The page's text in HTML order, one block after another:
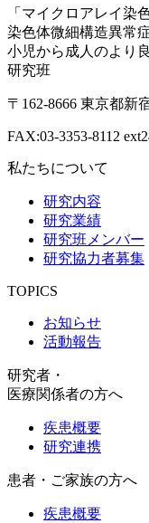
「マイクロアレイ染
染色体微細構造異常
小児から成人のより
研究班
〒162-8666 東京都新
FAX:03-3353-8112
私たちについて
研究内容
研究業績
研究班メンバー
研究協力者募集
TOPICS
お知らせ
活動報告
研究者・
医療関係者の方へ
疾患概要
研究連携
患者・ご家族の方へ
疾患概要